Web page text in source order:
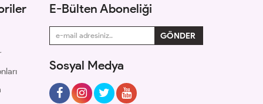
E-Bülten Aboneliği
Sosyal Medya